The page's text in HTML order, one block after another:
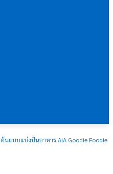
ต้นแบบแบ่งปันอาหาร AIA Goodie Foodie